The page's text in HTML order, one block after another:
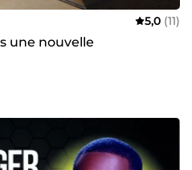
5,0 (11)
une nouvelle